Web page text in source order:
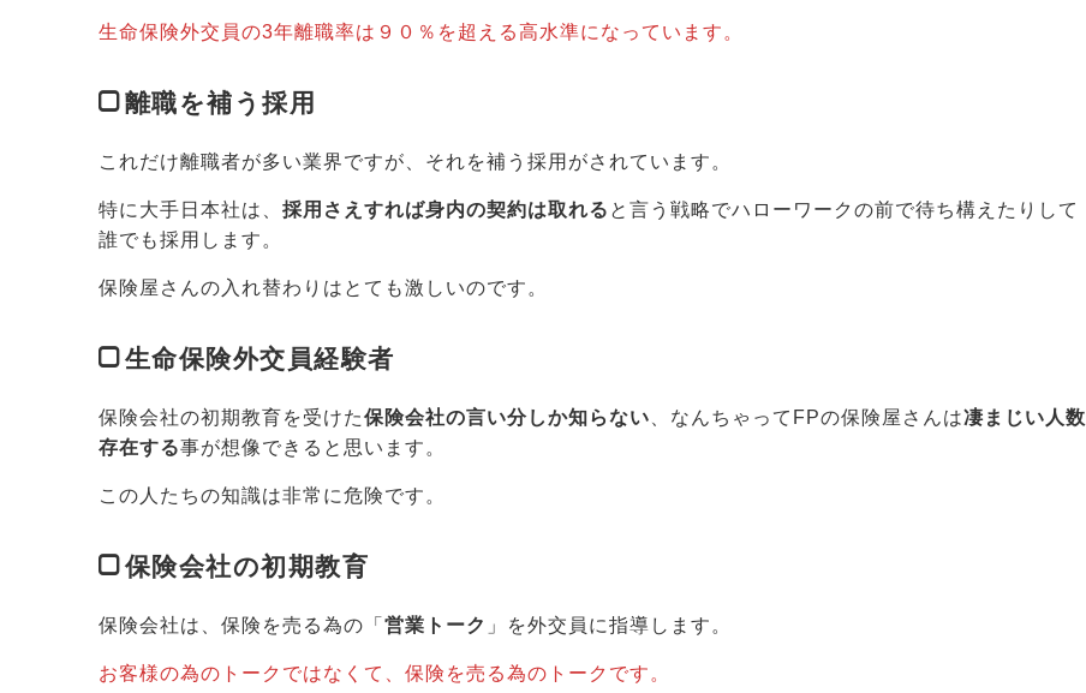
生命保険外交員の3年離職率は９０％を超える高水準になっています。
離職を補う採用
これだけ離職者が多い業界ですが、それを補う採用がされています。
特に大手日本社は、 採用さえすれば身内の契約は取れる と言う戦略でハローワークの前で待ち構えたりして
誰でも採用します。
保険屋さんの入れ替わりはとても激しいのです。
生命保険外交員経験者
保険会社の初期教育を受けた保険会社の言い分しか知らない 、なんちゃってFPの保険屋さんは凄まじい人数
存在する事が想像できると思います。
この人たちの知識は非常に危険です。
保険会社の初期教育
保険会社は、保険を売る為の「 営業トーク 」を外交員に指導します。
お客様の為のトークではなくて、保険を売る為のトークです。